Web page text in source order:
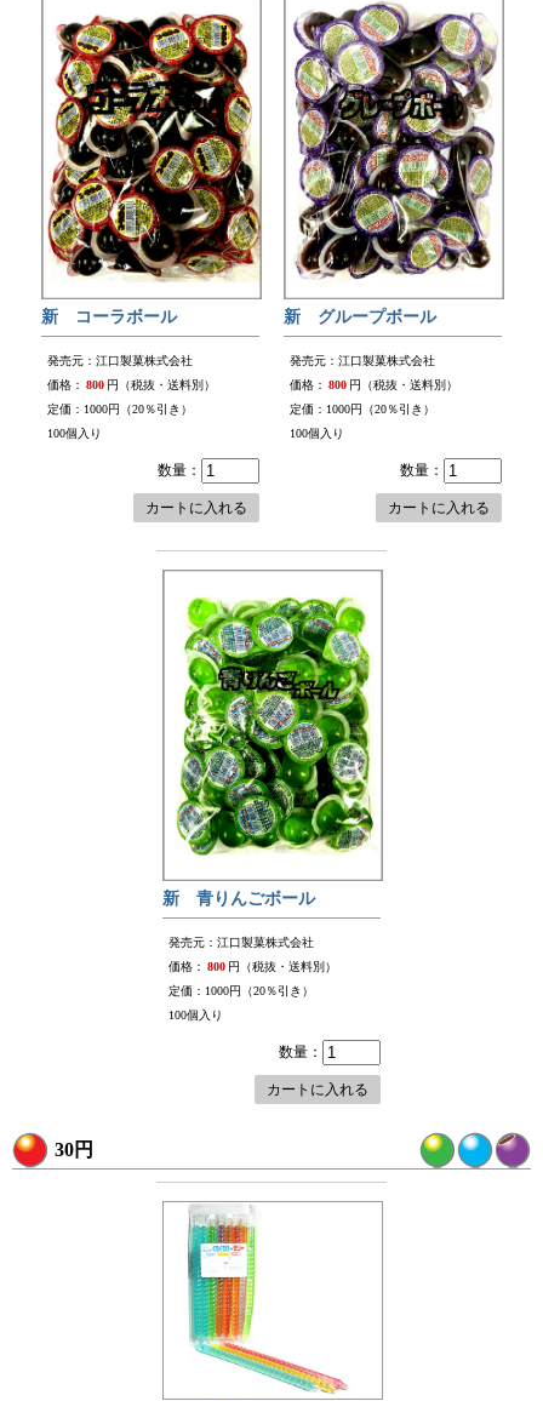
新 コーラボール
発売元：江口製菓株式会社
価格： 800 円（税抜・送料別）
定価：1000円（20％引き）
100個入り
数量：
カートに入れる
新 グループボール
発売元：江口製菓株式会社
価格： 800 円（税抜・送料別）
定価：1000円（20％引き）
100個入り
数量：
カートに入れる
新 青りんごボール
発売元：江口製菓株式会社
価格： 800 円（税抜・送料別）
定価：1000円（20％引き）
100個入り
数量：
カートに入れる
30円